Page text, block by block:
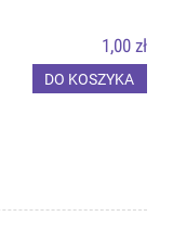
1,00 zł
DO KOSZYKA